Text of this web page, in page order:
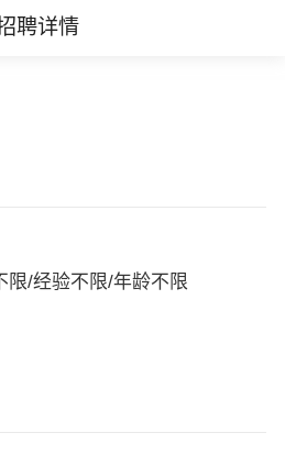
聘详情
限/经验不限/年龄不限